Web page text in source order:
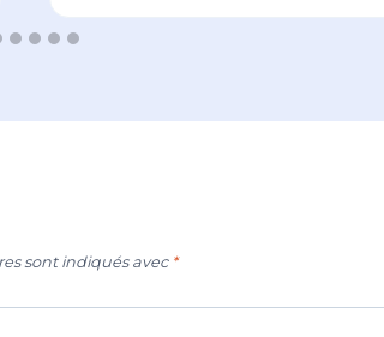
sont indiqués avec *